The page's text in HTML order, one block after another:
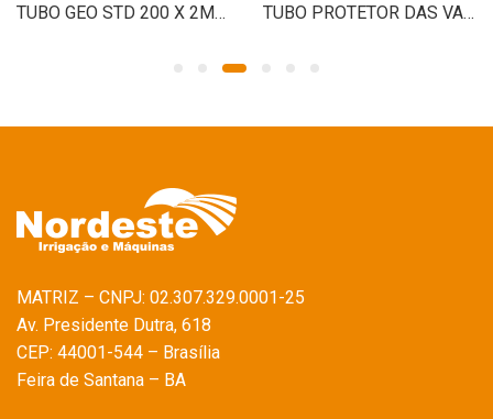
TUBO GEO STD 200 X 2MT QUALYTUBO TUBO PROTETOR DAS VARETAS DE VALVULA M-7
MATRIZ – CNPJ: 02.307.329.0001-25
Av. Presidente Dutra, 618
CEP: 44001-544 – Brasília
Feira de Santana – BA